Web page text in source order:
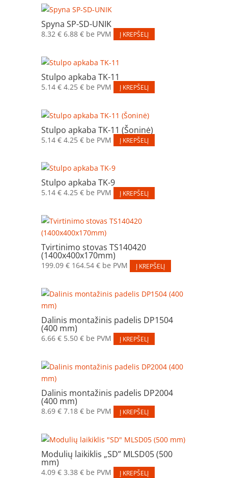
Spyna SP-SD-UNIK
8.32 € 6.88 €be PVM Į KREPŠELĮ
Stulpo apkaba TK-11
5.14 € 4.25 €be PVM Į KREPŠELĮ
Stulpo apkaba TK-11 (Šoninė)
5.14 € 4.25 €be PVM Į KREPŠELĮ
Stulpo apkaba TK-9
5.14 € 4.25 €be PVM Į KREPŠELĮ
Tvirtinimo stovas TS140420
(1400x400x170mm)
199.09 € 164.54 €be PVM Į KREPŠELĮ
Dalinis montažinis padelis DP1504
(400 mm)
6.66 € 5.50 €be PVM Į KREPŠELĮ
Dalinis montažinis padelis DP2004
(400 mm)
8.69 € 7.18 €be PVM Į KREPŠELĮ
Modulių laikiklis „SD” MLSD05 (500
mm)
4.09 € 3.38 €be PVM Į KREPŠELĮ